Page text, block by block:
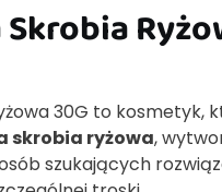
Skrobia
30G to kosmetyk,
skrobia ryżowa,
szukających